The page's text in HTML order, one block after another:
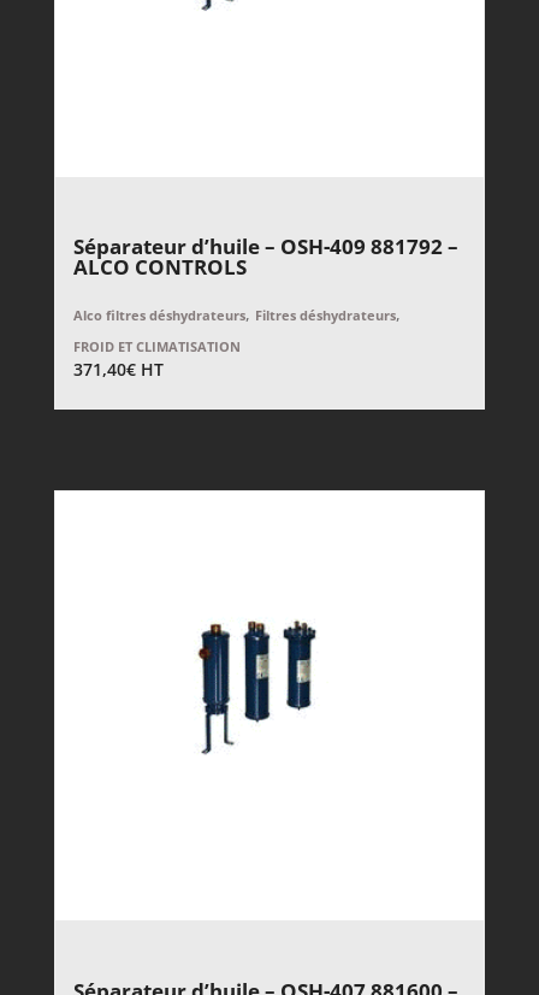
Séparateur d’huile – OSH-409 881792 –
ALCO CONTROLS
Alco filtres déshydrateurs, Filtres déshydrateurs,
FROID ET CLIMATISATION
371,40€ HT